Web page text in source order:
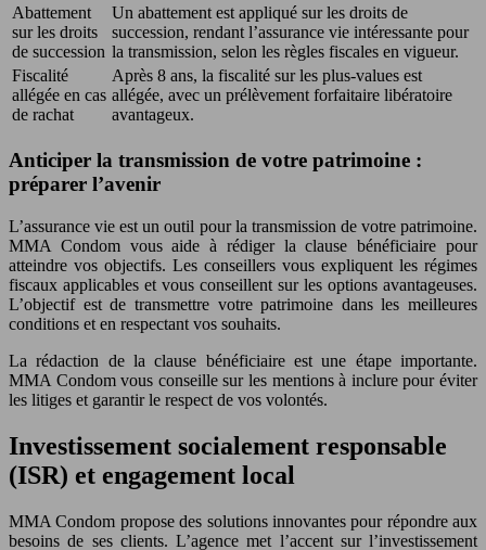
Abattement
sur les droits
de succession
Un abattement est appliqué sur les droits de
succession, rendant l’assurance vie intéressante pour
la transmission, selon les règles fiscales en vigueur.
Fiscalité
allégée en cas
de rachat
Après 8 ans, la fiscalité sur les plus-values est
allégée, avec un prélèvement forfaitaire libératoire
avantageux.
Anticiper la transmission de votre patrimoine :
préparer l’avenir
L’assurance vie est un outil pour la transmission de votre patrimoine.
MMA Condom vous aide à rédiger la clause bénéficiaire pour
atteindre vos objectifs. Les conseillers vous expliquent les régimes
fiscaux applicables et vous conseillent sur les options avantageuses.
L’objectif est de transmettre votre patrimoine dans les meilleures
conditions et en respectant vos souhaits.
La rédaction de la clause bénéficiaire est une étape importante.
MMA Condom vous conseille sur les mentions à inclure pour éviter
les litiges et garantir le respect de vos volontés.
Investissement socialement responsable
(ISR) et engagement local
MMA Condom propose des solutions innovantes pour répondre aux
besoins de ses clients. L’agence met l’accent sur l’investissement